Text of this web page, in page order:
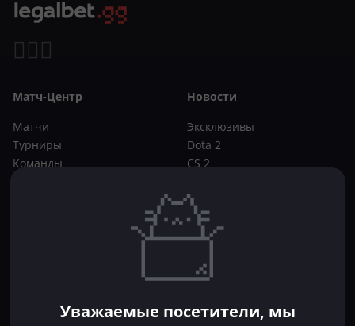
Матч-Центр
Матчи
Турниры
Команды
Новости
Эксклюзивы
Dota 2
CS 2
Букмекеры
CS 2
ФрибетыУважаемые посетители, мы